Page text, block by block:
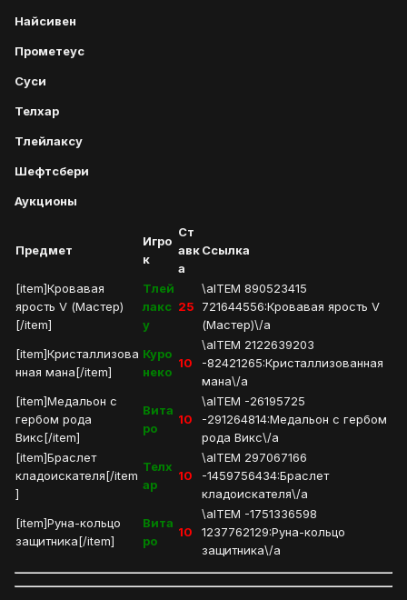
Найсивен
Прометеус
Суси
Телхар
Тлейлаксу
Шефтсбери
Аукционы
Предмет
Игро
к
Ст
авк
а
Ссылка
[item]Кровавая
ярость V (Мастер)
[/item]
Тлей
лакс
у
25
\aITEM 890523415
721644556:Кровавая ярость V
(Мастер)\/a
[item]Кристаллизова
нная мана[/item]
Куро
неко
10
\aITEM 2122639203
-82421265:Кристаллизованная
мана\/a
[item]Медальон с
гербом рода
Викс[/item]
Вита
ро
10
\aITEM -26195725
-291264814:Медальон с гербом
рода Викс\/a
[item]Браслет
кладоискателя[/item
]
Телх
ар
10
\aITEM 297067166
-1459756434:Браслет
кладоискателя\/a
[item]Руна-кольцо
защитника[/item]
Вита
ро
10
\aITEM -1751336598
1237762129:Руна-кольцо
защитника\/a